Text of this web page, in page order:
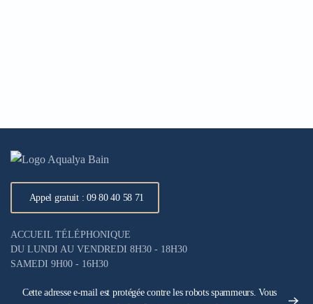
Appel gratuit : 09 80 40 58 71
ACCUEIL TÉLÉPHONIQUE
DU LUNDI AU VENDREDI 8H30 - 18H30
SAMEDI 9H00 - 16H30
Cette adresse e-mail est protégée contre les robots spammeurs. Vous